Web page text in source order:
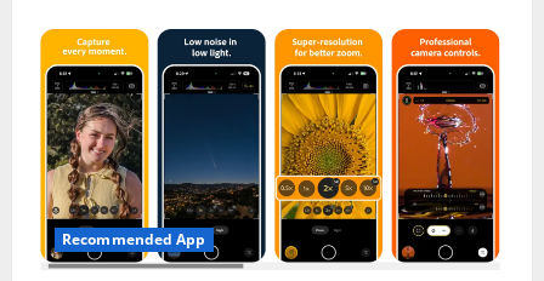
Recommended App